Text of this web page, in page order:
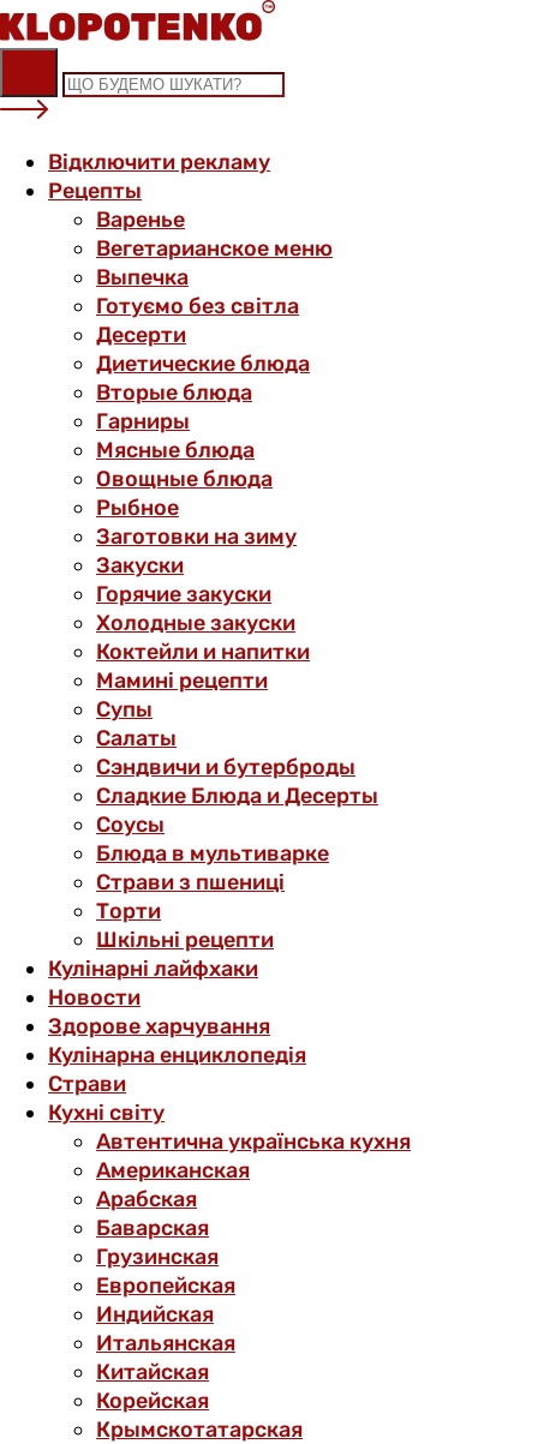
Skip
to
content
Відключити рекламу
Рецепты
Варенье
Вегетарианское меню
Выпечка
Готуємо без світла
Десерти
Диетические блюда
Вторые блюда
Гарниры
Мясные блюда
Овощные блюда
Рыбное
Заготовки на зиму
Закуски
Горячие закуски
Холодные закуски
Коктейли и напитки
Мамині рецепти
Супы
Салаты
Сэндвичи и бутерброды
Сладкие Блюда и Десерты
Соусы
Блюда в мультиварке
Страви з пшениці
Торти
Шкільні рецепти
Кулінарні лайфхаки
Новости
Здорове харчування
Кулінарна енциклопедія
Страви
Кухні світу
Автентична українська кухня
Американская
Арабская
Баварская
Грузинская
Европейская
Индийская
Итальянская
Китайская
Корейская
Крымскотатарская